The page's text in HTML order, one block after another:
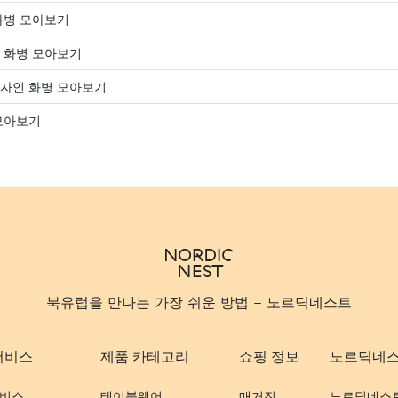
모아보기
병 모아보기
인 화병 모아보기
보기
북유럽을 만나는 가장 쉬운 방법 - 노르딕네스트
비스 제품 카테고리 쇼핑 정보 노르딕네